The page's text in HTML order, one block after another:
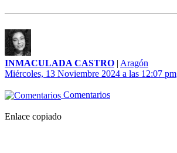
INMACULADA CASTRO | Aragón
Miércoles, 13 Noviembre 2024 a las 12:07 pm
Comentarios
Enlace copiado